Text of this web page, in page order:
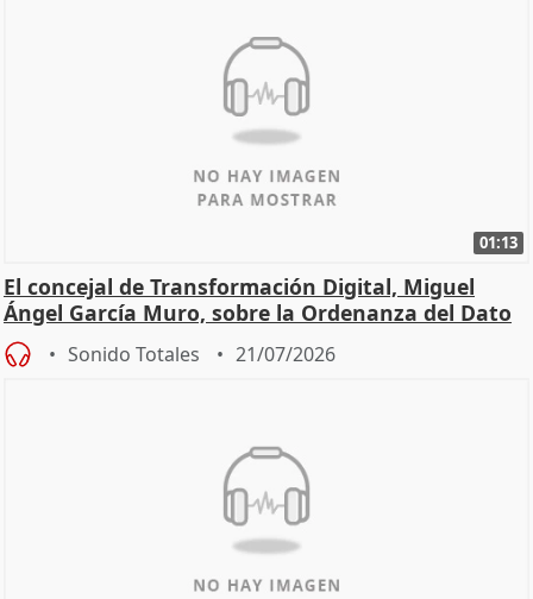
01:13
El concejal de Transformación Digital, Miguel
Ángel García Muro, sobre la Ordenanza del Dato
Sonido Totales 21/07/2026